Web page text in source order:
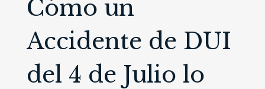
Cómo un
Accidente de DUI
del 4 de Julio lo